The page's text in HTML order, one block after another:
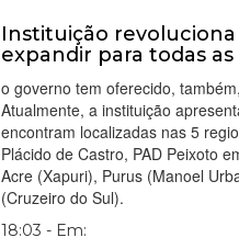
Instituição
expandir para todas
o governo tem oferecido,
Atualmente, a instituição
encontram localizadas nas 5
Plácido de Castro, PAD Peixoto
Acre (Xapuri), Purus (Manoel
(Cruzeiro do Sul).
18:03 - Em: